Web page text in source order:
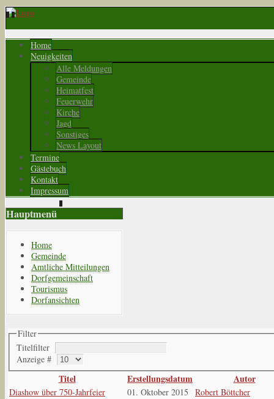
Home
Neuigkeiten
Alle Meldungen
Gemeinde
Heimatfest
Feuerwehr
Kirche
Jagd
Sonstiges
News Layout
Termine
Gästebuch
Kontakt
Impressum
Hauptmenü
Home
Gemeinde
Amtliche Mitteilungen
Dorfgemeinschaft
Tourismus
Dorfansichten
Filter
Titelfilter
Anzeige #
Titel Erstellungsdatum Autor
Diashow über 750-Jahrfeier 01. Oktober 2015
Robert Böttcher